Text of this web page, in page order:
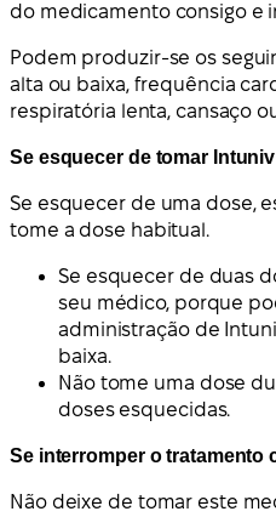
do medicamento consigo e
Podem produzir-se os
alta ou baixa, frequência
respiratória lenta, cansaço
Se esquecer de tomar Intuniv
Se esquecer de uma dose,
tome a dose habitual.
Se esquecer de duas
seu médico, porque
administração de
baixa.
Não tome uma dose
doses esquecidas.
Se interromper o tratamento
Não deixe de tomar este